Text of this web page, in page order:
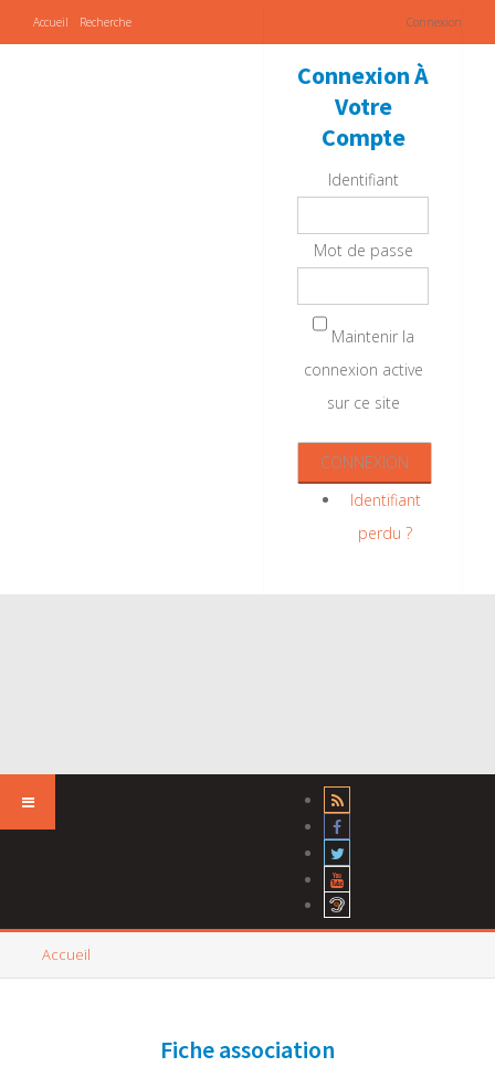
Accueil Recherche Connexion
Connexion À
Votre
Compte
Identifiant
Mot de passe
Maintenir la
connexion active
sur ce site
Identifiant
perdu ?
Accueil
Fiche association